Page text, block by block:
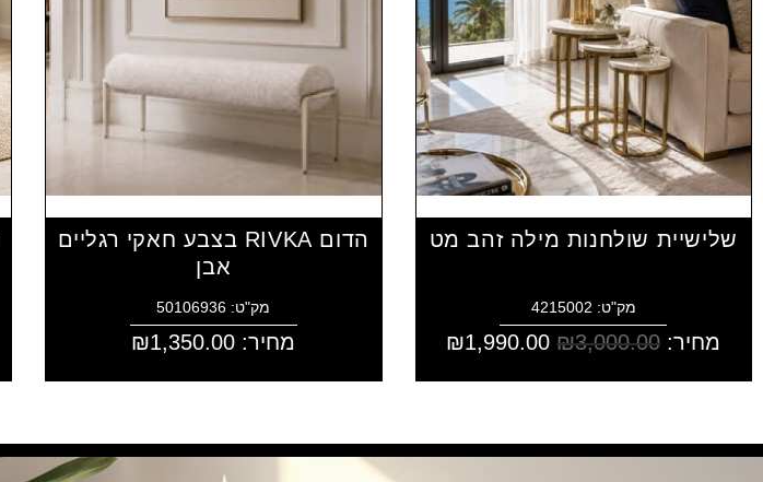
שלישיית שולחנות מילה זהב מט
מק"ט: 4215002
מחיר: ₪3,000.00
₪1,990.00
הדום RIVKA בצבע חאקי רגליים
אבן
מק"ט: 50106936
מחיר: ₪1,350.00